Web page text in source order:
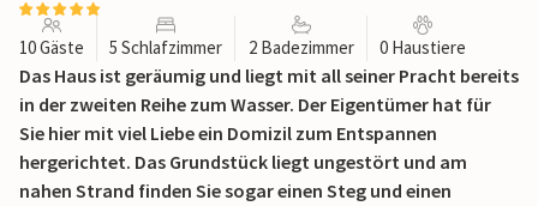
10 Gäste 5 Schlafzimmer 2 Badezimmer 0 Haustiere
Das Haus ist geräumig und liegt mit all seiner Pracht bereits
in der zweiten Reihe zum Wasser. Der Eigentümer hat für
Sie hier mit viel Liebe ein Domizil zum Entspannen
hergerichtet. Das Grundstück liegt ungestört und am
nahen Strand finden Sie sogar einen Steg und einen